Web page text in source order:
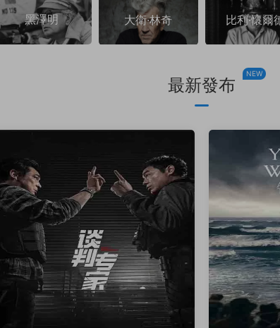
黑澤明 大衛·林奇 比利·懷爾
最新發布
NEW